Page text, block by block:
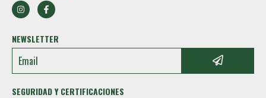
NEWSLETTER
SEGURIDAD Y CERTIFICACIONES